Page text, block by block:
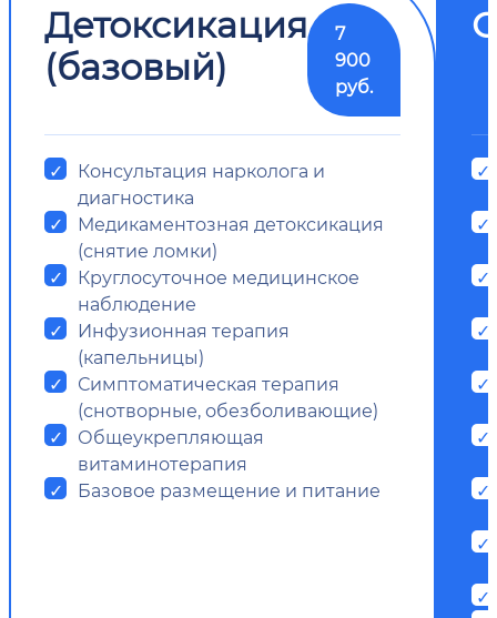
Детоксикация
(базовый)
7
900
руб.
Консультация нарколога и
диагностика
Медикаментозная детоксикация
(снятие ломки)
Круглосуточное медицинское
наблюдение
Инфузионная терапия
(капельницы)
Симптоматическая терапия
(снотворные, обезболивающие)
Общеукрепляющая
витаминотерапия
Базовое размещение и питание